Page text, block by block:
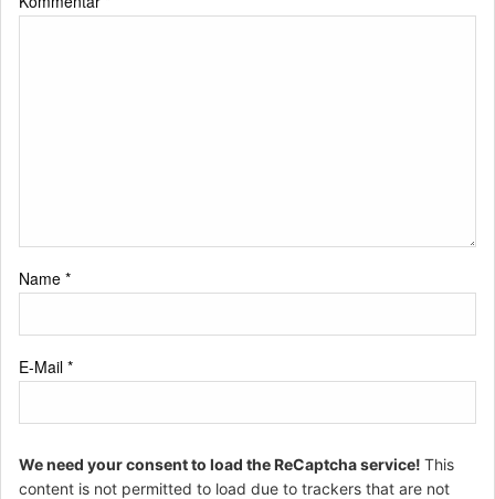
Name *
E-Mail *
We need your consent to load the ReCaptcha service! This
content is not permitted to load due to trackers that are not